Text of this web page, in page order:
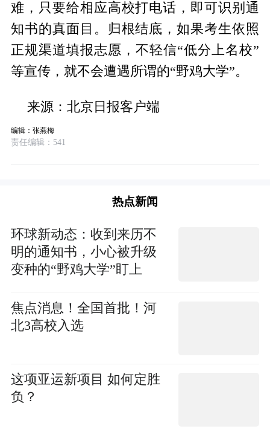
难，只要给相应高校打电话，即可识别通
知书的真面目。归根结底，如果考生依照
正规渠道填报志愿，不轻信“低分上名校”
等宣传，就不会遭遇所谓的“野鸡大学”。
来源：北京日报客户端
编辑：张燕梅
责任编辑：541
热点新闻
环球新动态：收到来历不
明的通知书，小心被升级
变种的“野鸡大学”盯上
焦点消息！全国首批！河
北3高校入选
这项亚运新项目 如何定胜
负？